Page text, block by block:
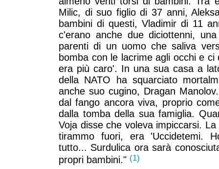
Milic, di suo figlio di 37 anni,
bambini di questi, Vladimir di 11
c'erano anche due diciottenni,
parenti di un uomo che saliva
bomba con le lacrime agli occhi e
era più caro'. In una sua casa a
della NATO ha squarciato
anche suo cugino, Dragan
dal fango ancora viva, proprio
dalla tomba della sua famiglia.
Voja disse che voleva impiccarsi.
tirammo fuori, era 'Uccidetemi.
tutto... Surdulica ora sarà
propri bambini." (1)